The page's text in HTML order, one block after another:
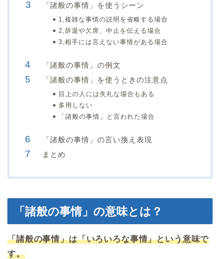
「諸般の事情」を使うシーン
1,複雑な事情の説明を省略する場合
2,辞退や欠席、中止を伝える場合
3,相手には言えない事情がある場合
「諸般の事情」の例文
「諸般の事情」を使うときの注意点
目上の人には失礼な場合もある
多用しない
「諸般の事情」と言われた場合
「諸般の事情」の言い換え表現
まとめ
「諸般の事情」の意味とは？
「諸般の事情」は「いろいろな事情」という意味で
す。